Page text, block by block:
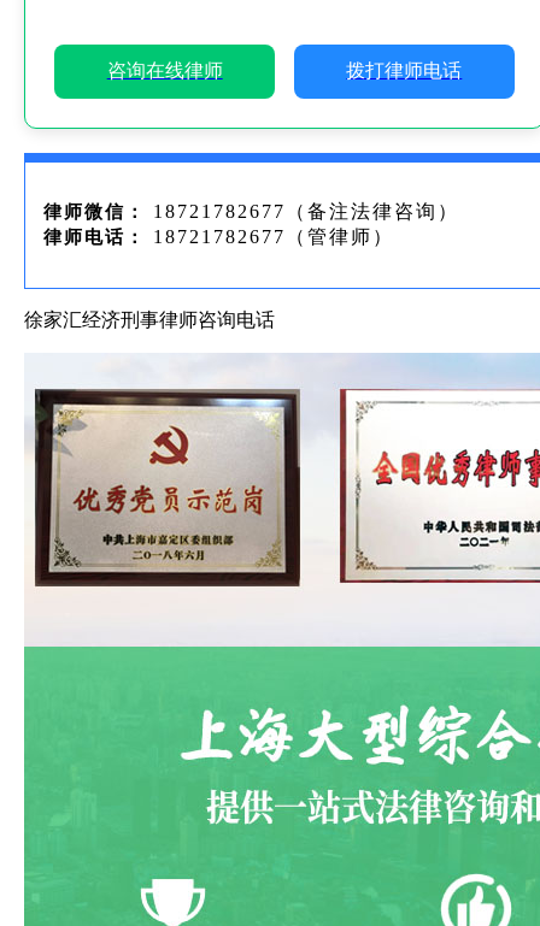
咨询在线律师 拨打律师电话
律师微信： 18721782677（备注法律咨询）
律师电话： 18721782677（管律师）
徐家汇经济刑事律师咨询电话